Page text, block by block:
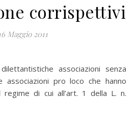
corrispettivi
Maggio 2011
associazioni senza
pro loco che hanno
regime di cui all’art. 1 della L. n.